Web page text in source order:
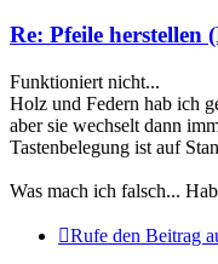
Re: Pfeile herstellen
Funktioniert nicht...
Holz und Federn hab ich
aber sie wechselt dann
Tastenbelegung ist auf
Was mach ich falsch...
Rufe den Beitrag